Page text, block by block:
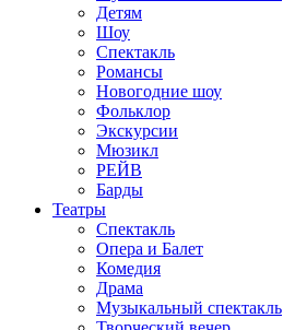
Детям
Шоу
Спектакль
Романсы
Новогодние шоу
Фольклор
Экскурсии
Мюзикл
РЕЙВ
Барды
Театры
Спектакль
Опера и Балет
Комедия
Драма
Музыкальный спектакль